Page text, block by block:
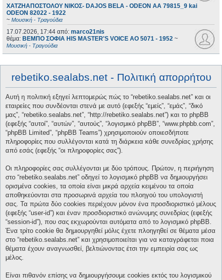
ΧΑΤΖΗΑΠΟΣΤΟΛΟΥ ΝΙΚΟΣ- DAJOS BELA - ODEON AA 79815_9 kai
ODEON 82022 - 1922
~ Μουσική - Τραγούδια
17.07.2026, 17:44 από: marco21nis
θέμα: ΒΕΜΠΟ ΣΟΦΙΑ HIS MASTER'S VOICE AO 5071 - 1952 ~
Μουσική - Τραγούδια
rebetiko.sealabs.net - Πολιτική απορρήτου
Αυτή η πολιτική εξηγεί λεπτομερώς πώς το “rebetiko.sealabs.net” και οι
εταιρείες που συνδέονται στενά με αυτό (εφεξής “εμείς”, “εμάς”, “δικό
μας”, “rebetiko.sealabs.net”, “http://rebetiko.sealabs.net”) και το phpBB
(εφεξής “αυτοί”, “αυτών”, “αυτούς”, “λογισμικό phpBB”, “www.phpbb.com”,
“phpBB Limited”, “phpBB Teams”) χρησιμοποιούν οποιεσδήποτε
πληροφορίες που συλλέγονται κατά τη διάρκεια κάθε συνεδρίας χρήσης
από εσάς (εφεξής “οι πληροφορίες σας”).
Οι πληροφορίες σας συλλέγονται με δύο τρόπους. Πρώτον, η περιήγηση
στο “rebetiko.sealabs.net” οδηγεί το λογισμικό phpBB να δημιουργήσει
ορισμένα cookies, τα οποία είναι μικρά αρχεία κειμένου τα οποία
αποθηκεύονται στα προσωρινά αρχεία του πλοηγού του υπολογιστή
σας. Τα πρώτα δύο cookies περιέχουν μόνον ένα προσδιοριστικό μέλους
(εφεξής “user-id”) και έναν προσδιοριστικό ανώνυμης συνεδρίας (εφεξής
“session-id”), που σας εκχωρούνται αυτόματα από το λογισμικό phpBB.
Ένα τρίτο cookie θα δημιουργηθεί μόλις έχετε πλοηγηθεί σε θέματα μέσα
στο “rebetiko.sealabs.net” και χρησιμοποιείται για να καταγράφεται ποια
θέματα έχουν αναγνωσθεί, βελτιώνοντας έτσι την εμπειρία σας ως
μέλος.
Είναι πιθανόν επίσης να δημιουργήσουμε cookies εκτός του λογισμικού